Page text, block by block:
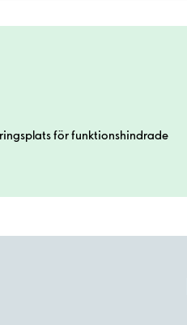
för funktionshindrade